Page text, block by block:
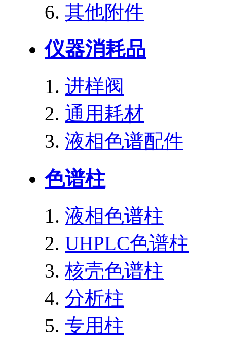
其他附件
仪器消耗品
进样阀
通用耗材
液相色谱配件
色谱柱
液相色谱柱
UHPLC色谱柱
核壳色谱柱
分析柱
专用柱